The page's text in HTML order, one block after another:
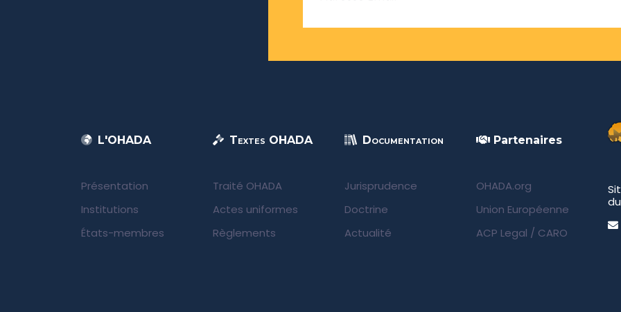
L'OHADA
Présentation
Institutions
États-membres
Textes OHADA
Traité OHADA
Actes uniformes
Règlements
Documentation
Jurisprudence
Doctrine
Actualité
Partenaires
OHADA.org
Union Européenne
ACP Legal / CARO